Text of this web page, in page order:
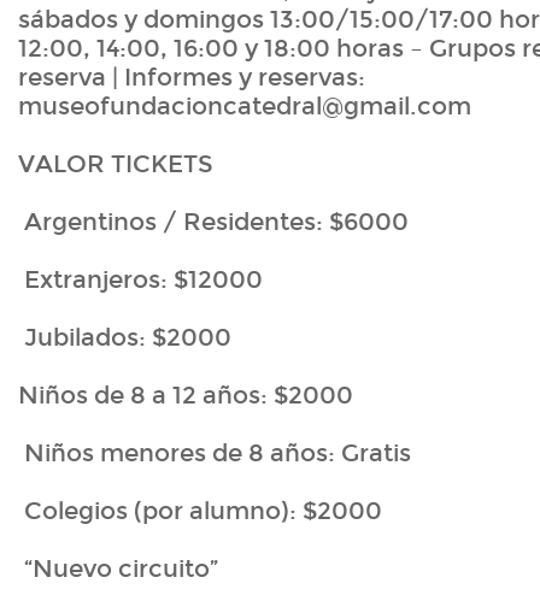
sábados y domingos 13:00/15:00/17:00
12:00, 14:00, 16:00 y 18:00 horas – Grupos
reserva | Informes y reservas:
museofundacioncatedral@gmail.com
VALOR TICKETS
Argentinos / Residentes: $6000
Extranjeros: $12000
Jubilados: $2000
Niños de 8 a 12 años: $2000
Niños menores de 8 años: Gratis
Colegios (por alumno): $2000
“Nuevo circuito”